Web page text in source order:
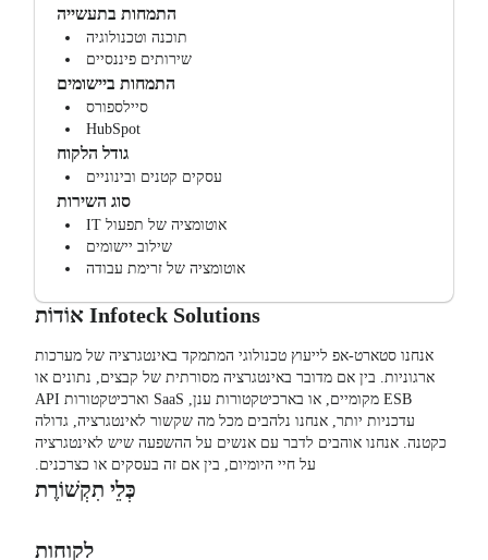
התמחות בתעשייה
תוכנה וטכנולוגיה
שירותים פיננסיים
התמחות ביישומים
סיילספורס
HubSpot
גודל הלקוח
עסקים קטנים ובינוניים
סוג השירות
אוטומציה של תפעול IT
שילוב יישומים
אוטומציה של זרימת עבודה
אוֹדוֹת Infoteck Solutions
אנחנו סטארט-אפ לייעוץ טכנולוגי המתמקד באינטגרציה של מערכות
ארגוניות. בין אם מדובר באינטגרציה מסורתית של קבצים, נתונים או
ESB מקומיים, או בארכיטקטורות ענן, SaaS וארכיטקטורות API
עדכניות יותר, אנחנו נלהבים מכל מה שקשור לאינטגרציה, גדולה
כקטנה. אנחנו אוהבים לדבר עם אנשים על ההשפעה שיש לאינטגרציה
על חיי היומיום, בין אם זה בעסקים או כצרכנים.
כְּלֵי תִקְשׁוֹרֶת
לקוחות